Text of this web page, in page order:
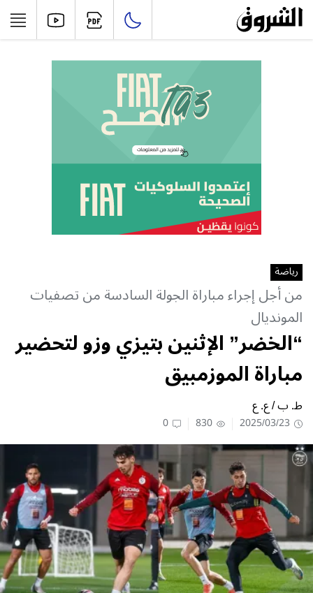
رياضة
من أجل إجراء مباراة الجولة السادسة من تصفيات
المونديال
“الخضر” الإثنين بتيزي وزو لتحضير
مباراة الموزمبيق
ط. ب / ع. ع
2025/03/23
830
0